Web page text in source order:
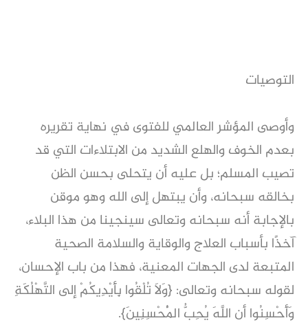
التوصيات
وأوصى المؤشر العالمي للفتوى في نهاية تقريره
بعدم الخوف والهلع الشديد من الابتلاءات التي قد
تصيب المسلم؛ بل عليه أن يتحلى بحسن الظن
بخالقه سبحانه، وأن يبتهل إلى الله وهو موقن
بالإجابة أنه سبحانه وتعالى سينجينا من هذا البلاء،
آخذًا بأسباب العلاج والوقاية والسلامة الصحية
المتبعة لدى الجهات المعنية، فهذا من باب الإحسان،
لقوله سبحانه وتعالى: {وَلَا تُلْقُوا بِأَيْدِيكُمْ إلى التَّهْلُكَةِ
وَأَحْسِنُوا أن اللَّهَ يُحِبُّ الْمُحْسِنِينَ}.